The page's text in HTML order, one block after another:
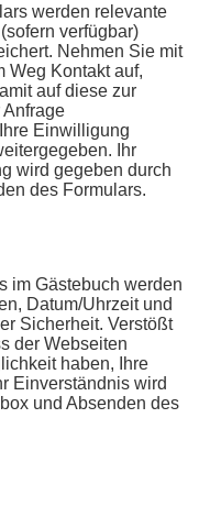
werden relevante
verfügbar)
Nehmen Sie mit
Weg Kontakt auf,
auf diese zur
Einwilligung
Ihr
wird gegeben durch
des Formulars.
im Gästebuch werden
Datum/Uhrzeit und
Sicherheit. Verstößt
der Webseiten
haben, Ihre
Einverständnis wird
und Absenden des